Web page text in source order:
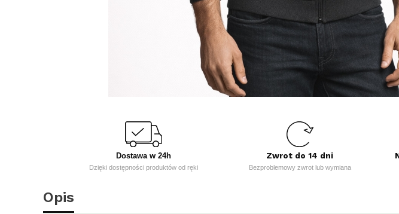
Dostawa w 24h
Dzięki dostępności produktów od ręki
Zwrot do 14 dni
Bezproblemowy zwrot lub wymiana
Opis